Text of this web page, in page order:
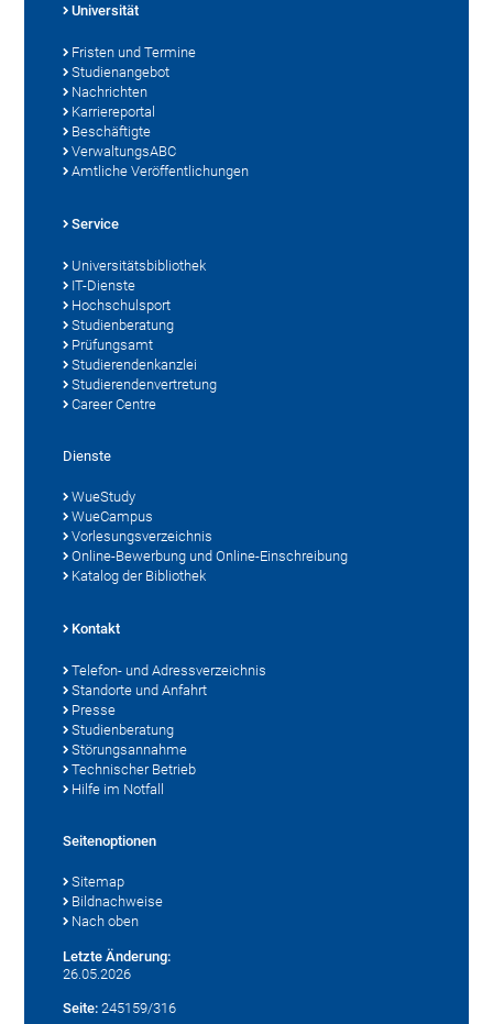
Universität
Fristen und Termine
Studienangebot
Nachrichten
Karriereportal
Beschäftigte
VerwaltungsABC
Amtliche Veröffentlichungen
Service
Universitätsbibliothek
IT-Dienste
Hochschulsport
Studienberatung
Prüfungsamt
Studierendenkanzlei
Studierendenvertretung
Career Centre
Dienste
WueStudy
WueCampus
Vorlesungsverzeichnis
Online-Bewerbung und Online-Einschreibung
Katalog der Bibliothek
Kontakt
Telefon- und Adressverzeichnis
Standorte und Anfahrt
Presse
Studienberatung
Störungsannahme
Technischer Betrieb
Hilfe im Notfall
Seitenoptionen
Sitemap
Bildnachweise
Nach oben
Letzte Änderung:
26.05.2026
Seite: 245159/316